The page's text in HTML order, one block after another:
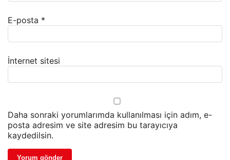
E-posta *
İnternet sitesi
Daha sonraki yorumlarımda kullanılması için adım, e-
posta adresim ve site adresim bu tarayıcıya
kaydedilsin.